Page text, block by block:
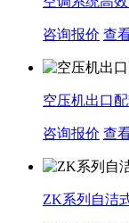
咨询报价 查
空压机出口
咨询报价 查
ZK系列自洁